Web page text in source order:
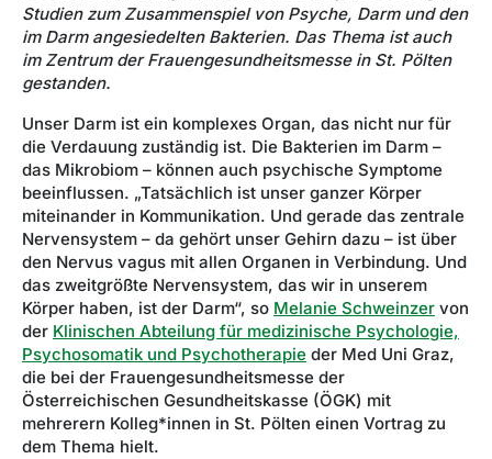
Studien zum Zusammenspiel von Psyche, Darm und den
im Darm angesiedelten Bakterien. Das Thema ist auch
im Zentrum der Frauengesundheitsmesse in St. Pölten
gestanden.
Unser Darm ist ein komplexes Organ, das nicht nur für
die Verdauung zuständig ist. Die Bakterien im Darm –
das Mikrobiom – können auch psychische Symptome
beeinflussen. „Tatsächlich ist unser ganzer Körper
miteinander in Kommunikation. Und gerade das zentrale
Nervensystem – da gehört unser Gehirn dazu – ist über
den Nervus vagus mit allen Organen in Verbindung. Und
das zweitgrößte Nervensystem, das wir in unserem
Körper haben, ist der Darm“, so Melanie Schweinzer von
der Klinischen Abteilung für medizinische Psychologie,
Psychosomatik und Psychotherapie der Med Uni Graz,
die bei der Frauengesundheitsmesse der
Österreichischen Gesundheitskasse (ÖGK) mit
mehrerern Kolleg*innen in St. Pölten einen Vortrag zu
dem Thema hielt.